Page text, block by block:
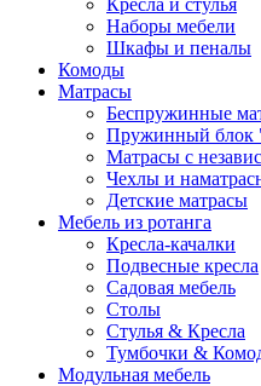
Кресла и стулья
Наборы мебели
Шкафы и пеналы
Комоды
Матрасы
Беспружинные
Пружинный блок
Матрасы с
Чехлы и
Детские матрасы
Мебель из ротанга
Кресла-качалки
Подвесные кресла
Садовая мебель
Столы
Стулья & Кресла
Тумбочки &
Модульная мебель